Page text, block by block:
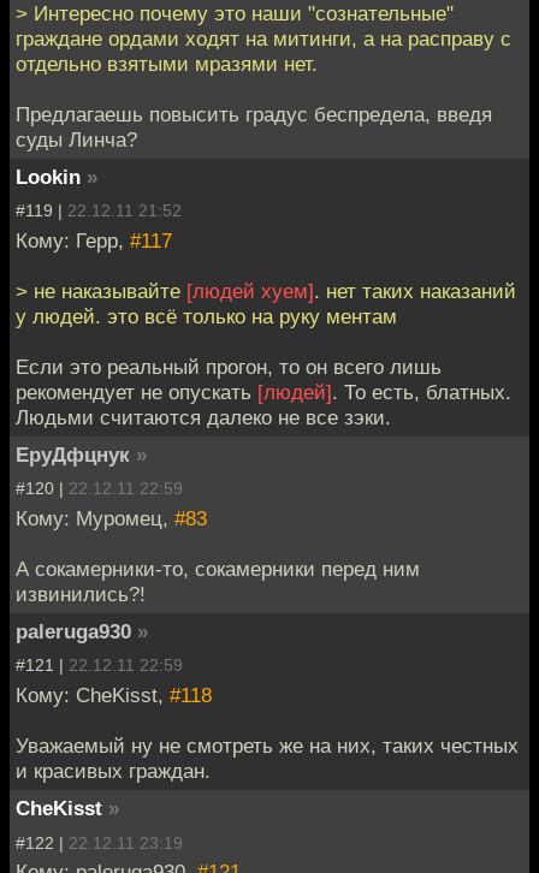
> Интересно почему это наши "сознательные"
граждане ордами ходят на митинги, а на расправу с
отдельно взятыми мразями нет.
Предлагаешь повысить градус беспредела, введя
суды Линча?
Lookin »
#119 | 22.12.11 21:52
Кому: Герр, #117
> не наказывайте [людей хуем]. нет таких наказаний
у людей. это всё только на руку ментам
Если это реальный прогон, то он всего лишь
рекомендует не опускать [людей]. То есть, блатных.
Людьми считаются далеко не все зэки.
ЕруДфцнук »
#120 | 22.12.11 22:59
Кому: Муромец, #83
А сокамерники-то, сокамерники перед ним
извинились?!
paleruga930 »
#121 | 22.12.11 22:59
Кому: CheKisst, #118
Уважаемый ну не смотреть же на них, таких честных
и красивых граждан.
CheKisst »
#122 | 22.12.11 23:19